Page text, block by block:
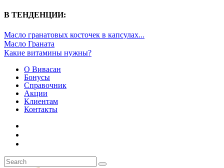
В ТЕНДЕНЦИИ:
Масло гранатовых косточек в капсулах...
Масло Граната
Какие витамины нужны?
О Вивасан
Бонусы
Справочник
Акции
Клиентам
Контакты